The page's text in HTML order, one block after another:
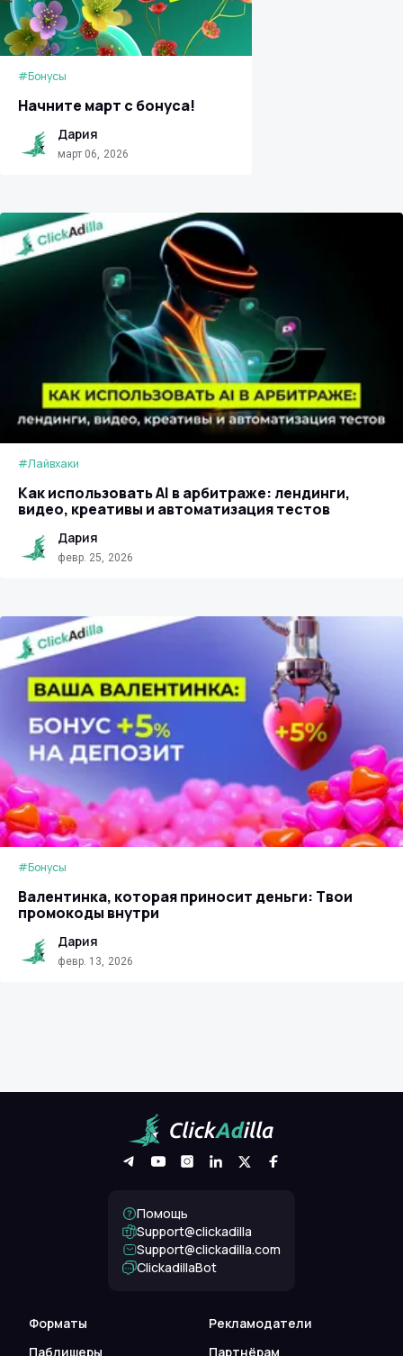
#Бонусы
Начните март с бонуса!
Дария
март 06, 2026
#Лайвхаки
Как использовать AI в арбитраже: лендинги,
видео, креативы и автоматизация тестов
Дария
февр. 25, 2026
#Бонусы
Валентинка, которая приносит деньги: Твои
промокоды внутри
Дария
февр. 13, 2026
Форматы
Рекламодатели
Паблишеры
Партнёрам
Помощь
Support@clickadilla
support@clickadilla.com
ClickadillaBot